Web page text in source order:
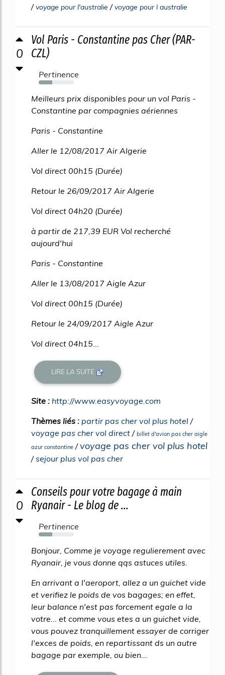
/voyage pour l'australie /voyage pour l australie
0
Vol Paris - Constantine pas Cher (PAR-
CZL)
Pertinence
38%
Meilleurs prix disponibles pour un vol Paris -
Constantine par compagnies aériennes
Paris - Constantine
Aller le 12/08/2017 Air Algerie
Vol direct 00h15 (Durée)
Retour le 26/09/2017 Air Algerie
Vol direct 04h20 (Durée)
à partir de 217,39 EUR Vol recherché
aujourd'hui
Paris - Constantine
Aller le 13/08/2017 Aigle Azur
Vol direct 00h15 (Durée)
Retour le 24/09/2017 Aigle Azur
Vol direct 04h15...
LIRE LA SUITE
Site : http://www.easyvoyage.com
Thèmes liés : partir pas cher vol plus hotel /
voyage pas cher vol direct / billet d'avion pas cher aigle
azur constantine /voyage pas cher vol plus hotel
/sejour plus vol pas cher
0
Conseils pour votre bagage à main
Ryanair - Le blog de ...
Pertinence
38%
Bonjour, Comme je voyage regulierement avec
Ryanair, je vous donne qqs astuces utiles.
En arrivant a l'aeroport, allez a un guichet vide
et verifiez le poids de vos bagages; en effet,
leur balance n'est pas forcement egale a la
votre... et comme vous etes a un guichet vide,
vous pouvez tranquillement essayer de corriger
l'exces de poids, en repartissant ds un autre
bagage par exemple, ou bien...